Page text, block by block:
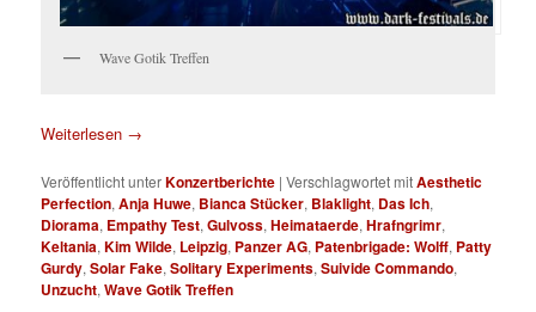
Wave Gotik Treffen
Weiterlesen →
Veröffentlicht unterKonzertberichte |Verschlagwortet mitAesthetic
Perfection,Anja Huwe, Bianca Stücker, Blaklight, Das Ich,
Diorama, Empathy Test,Gulvoss,Heimataerde,Hrafngrimr,
Keltania,Kim Wilde, Leipzig, Panzer AG, Patenbrigade: Wolff, Patty
Gurdy,Solar Fake,Solitary Experiments,Suivide Commando,
Unzucht,Wave Gotik Treffen